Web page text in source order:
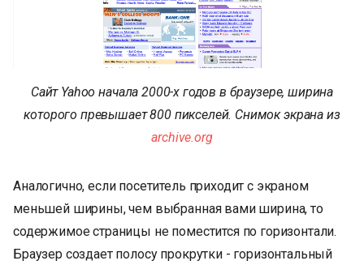
Сайт Yahoo начала 2000-х годов в браузере, ширина
которого превышает 800 пикселей. Снимок экрана из
archive.org
Аналогично, если посетитель приходит с экраном
меньшей ширины, чем выбранная вами ширина, то
содержимое страницы не поместится по горизонтали.
Браузер создает полосу прокрутки - горизонтальный